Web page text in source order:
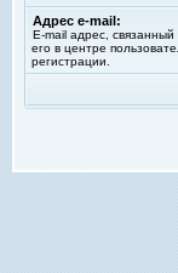
Адрес e-mail:
E-mail адрес,
его в центре
регистрации.